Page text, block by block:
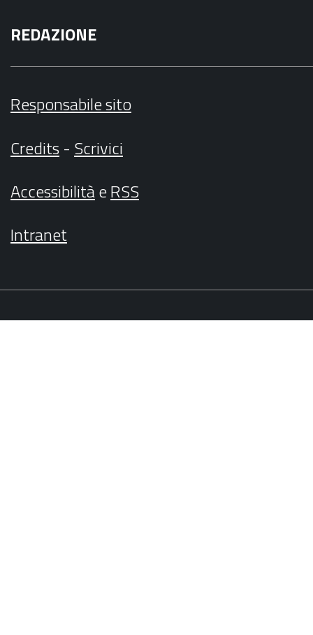
REDAZIONE
Responsabile sito
Credits- Scrivici
AccessibilitàeRSS
Intranet